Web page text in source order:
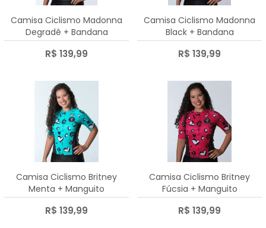
Camisa Ciclismo Madonna
Degradê + Bandana
R$ 139,99
Camisa Ciclismo Madonna
Black + Bandana
R$ 139,99
Camisa Ciclismo Britney
Menta + Manguito
R$ 139,99
Camisa Ciclismo Britney
Fúcsia + Manguito
R$ 139,99